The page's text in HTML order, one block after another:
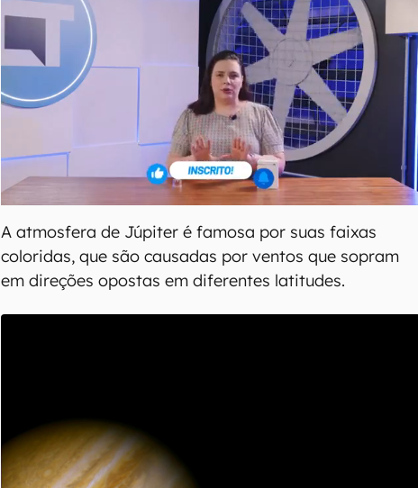
A atmosfera de Júpiter é famosa por suas faixas
coloridas, que são causadas por ventos que sopram
em direções opostas em diferentes latitudes.